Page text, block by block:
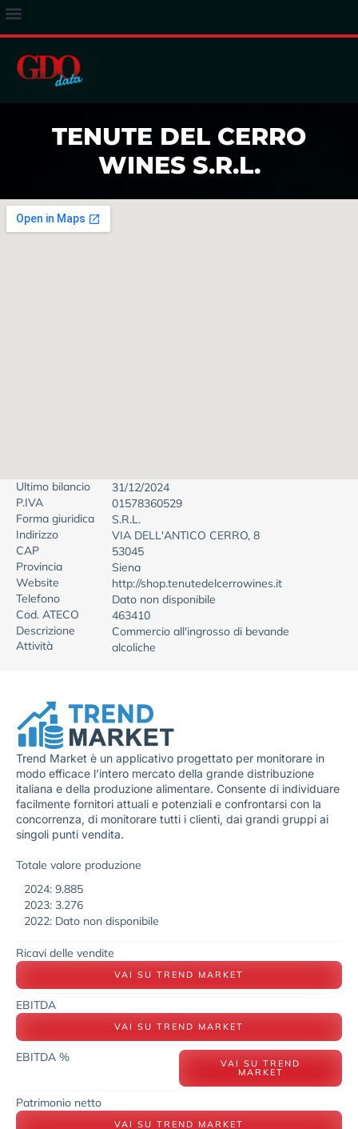
TENUTE DEL CERRO
WINES S.R.L.
Ultimo bilancio
31/12/2024
P.IVA
01578360529
Forma giuridica
S.R.L.
Indirizzo
VIA DELL'ANTICO CERRO, 8
CAP
53045
Provincia
Siena
Website
http://shop.tenutedelcerrowines.it
Telefono
Dato non disponibile
Cod. ATECO
463410
Descrizione
Attività
Commercio all'ingrosso di bevande
alcoliche
Trend Market è un applicativo progettato per monitorare in
modo efficace l’intero mercato della grande distribuzione
italiana e della produzione alimentare. Consente di individuare
facilmente fornitori attuali e potenziali e confrontarsi con la
concorrenza, di monitorare tutti i clienti, dai grandi gruppi ai
singoli punti vendita.
Totale valore produzione
2024: 9.885
2023: 3.276
2022: Dato non disponibile
Ricavi delle vendite
VAI SU TREND MARKET
EBITDA
VAI SU TREND MARKET
EBITDA % VAI SU TREND
MARKET
Patrimonio netto
VAI SU TREND MARKET